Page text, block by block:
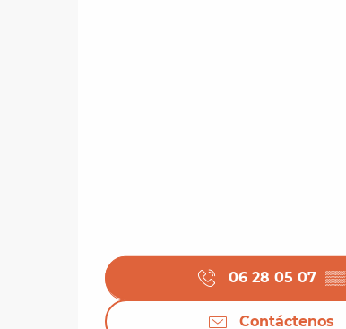
06 28 05 07 ▒▒
Contáctenos